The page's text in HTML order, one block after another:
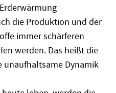
die Produktion und der
immer schärferen
werden. Das heißt die
unaufhaltsame Dynamik